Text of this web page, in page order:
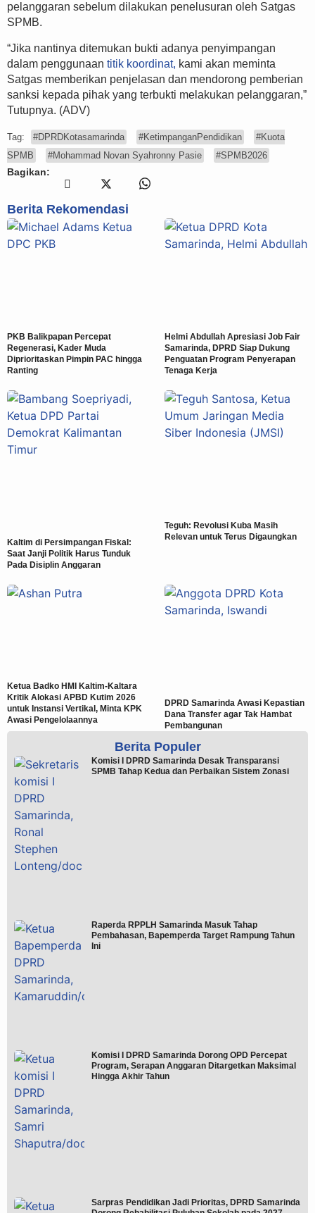
pelanggaran sebelum dilakukan penelusuran oleh Satgas
SPMB.
“Jika nantinya ditemukan bukti adanya penyimpangan
dalam penggunaan titik koordinat, kami akan meminta
Satgas memberikan penjelasan dan mendorong pemberian
sanksi kepada pihak yang terbukti melakukan pelanggaran,”
Tutupnya. (ADV)
Tag: #DPRDKotasamarinda #KetimpanganPendidikan
#Kuota
SPMB
#Mohammad Novan Syahronny Pasie #SPMB2026
Bagikan:
Berita Rekomendasi
PKB Balikpapan Percepat
Regenerasi, Kader Muda
Diprioritaskan Pimpin PAC hingga
Ranting
Helmi Abdullah Apresiasi Job Fair
Samarinda, DPRD Siap Dukung
Penguatan Program Penyerapan
Tenaga Kerja
Kaltim di Persimpangan Fiskal:
Saat Janji Politik Harus Tunduk
Pada Disiplin Anggaran
Teguh: Revolusi Kuba Masih
Relevan untuk Terus Digaungkan
Ketua Badko HMI Kaltim-Kaltara
Kritik Alokasi APBD Kutim 2026
untuk Instansi Vertikal, Minta KPK
Awasi Pengelolaannya
DPRD Samarinda Awasi Kepastian
Dana Transfer agar Tak Hambat
Pembangunan
Berita Populer
Komisi I DPRD Samarinda Desak Transparansi
SPMB Tahap Kedua dan Perbaikan Sistem Zonasi
Raperda RPPLH Samarinda Masuk Tahap
Pembahasan, Bapemperda Target Rampung Tahun
Ini
Komisi I DPRD Samarinda Dorong OPD Percepat
Program, Serapan Anggaran Ditargetkan Maksimal
Hingga Akhir Tahun
Sarpras Pendidikan Jadi Prioritas, DPRD Samarinda